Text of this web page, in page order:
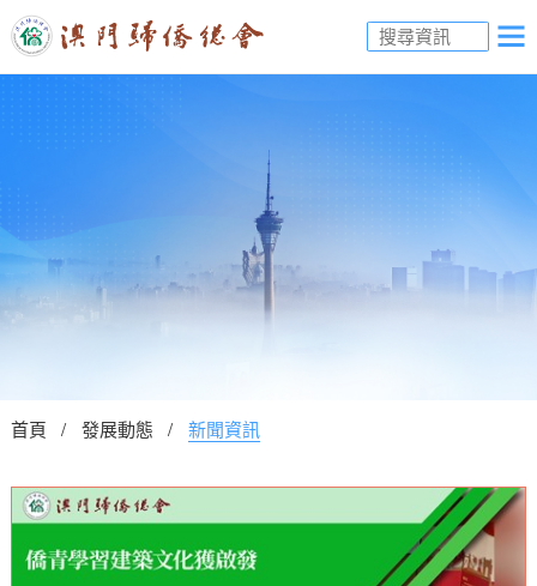
首頁 發展動態 新聞資訊